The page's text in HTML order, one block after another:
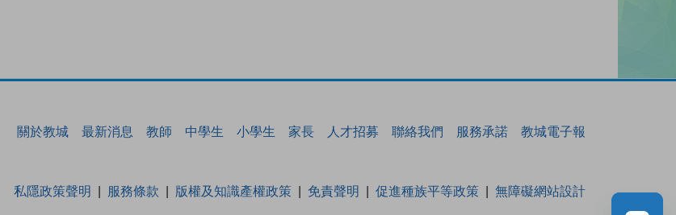
關於教城 最新消息 教師 中學生 小學生 家長 人才招募 聯絡我們 服務承諾 教城電子報
私隱政策聲明 服務條款 版權及知識產權政策 免責聲明 促進種族平等政策 無障礙網站設計